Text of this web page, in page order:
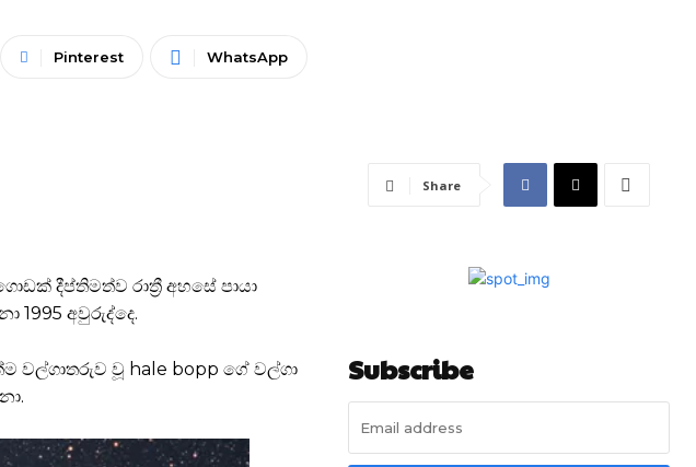
Pinterest WhatsApp
දීප්තිමත්ව රාත්‍රී අහසේ පායා
1995 අවුරුද්දෙ.
වූ hale bopp ගේ වල්ගා
Share
Subscribe